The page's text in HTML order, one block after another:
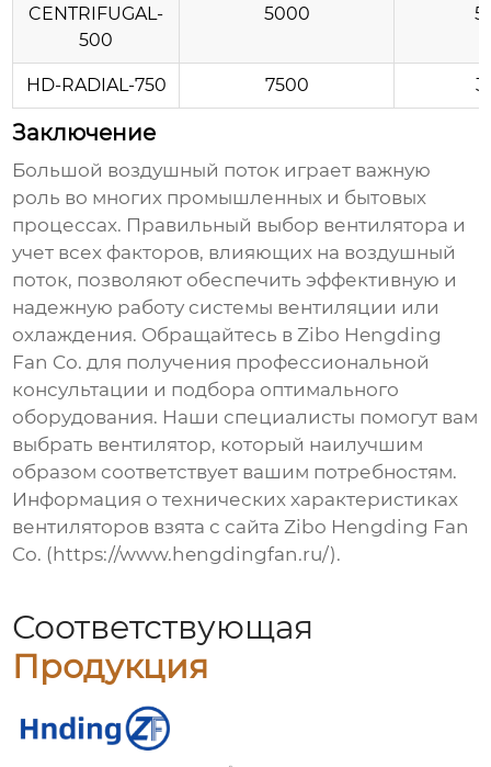
CENTRIFUGAL-
500
5000
HD-RADIAL-750 7500
Заключение
Большой воздушный поток играет важную
роль во многих промышленных и бытовых
процессах. Правильный выбор вентилятора и
учет всех факторов, влияющих на воздушный
поток, позволяют обеспечить эффективную и
надежную работу системы вентиляции или
охлаждения. Обращайтесь в Zibo Hengding
Fan Co. для получения профессиональной
консультации и подбора оптимального
оборудования. Наши специалисты помогут вам
выбрать вентилятор, который наилучшим
образом соответствует вашим потребностям.
Информация о технических характеристиках
вентиляторов взята с сайта Zibo Hengding Fan
Co. ( https://www.hengdingfan.ru/).
Соответствующая
Продукция